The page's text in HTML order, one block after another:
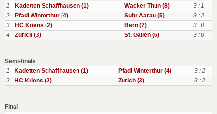
1
Kadetten Schaffhausen (1) Wacker Thun (8)
3 : 1
2
Pfadi Winterthur (4) Suhr Aarau (5)
3 : 2
3
HC Kriens (2) Bern (7)
3 : 0
4
Zurich (3) St. Gallen (6) 3 : 0
Semi-finals
1
Kadetten Schaffhausen (1) Pfadi Winterthur (4)
3 : 2
2
HC Kriens (2) Zurich (3) 3 : 2
Final